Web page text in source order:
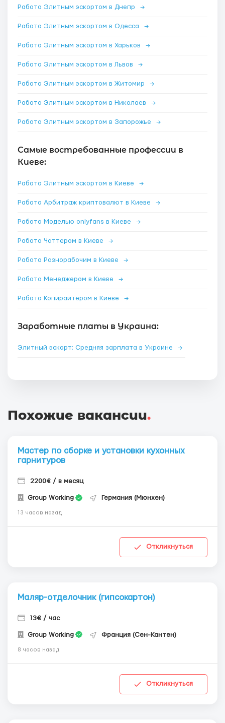
Работа Элитным эскортом в Днепр →
Работа Элитным эскортом в Одесса →
Работа Элитным эскортом в Харьков →
Работа Элитным эскортом в Львов →
Работа Элитным эскортом в Житомир →
Работа Элитным эскортом в Николаев →
Работа Элитным эскортом в Запорожье →
Самые востребованные профессии в
Киеве:
Работа Элитным эскортом в Киеве →
Работа Арбитраж криптовалют в Киеве →
Работа Моделью onlyfans в Киеве →
Работа Чаттером в Киеве →
Работа Разнорабочим в Киеве →
Работа Менеджером в Киеве →
Работа Копирайтером в Киеве →
Заработные платы в Украина:
Элитный эскорт: Средняя зарплата в Украине →
Похожие вакансии.
Мастер по сборке и установки кухонных
гарнитуров
2200€ / в месяц
Group Working Германия (Мюнхен)
13 часов назад
Откликнуться
Маляр-отделочник (гипсокартон)
13€ / час
Group Working Франция (Сен-Кантен)
8 часов назад
Откликнуться